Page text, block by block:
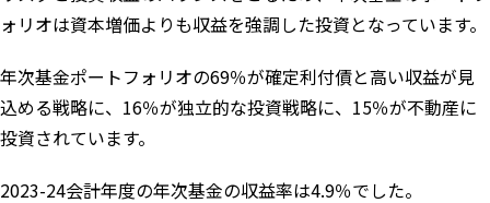
ォリオは資本増価よりも収益を強調した投資となっています。
年次基金ポートフォリオの69％が確定利付債と高い収益が見
込める戦略に、16％が独立的な投資戦略に、15％が不動産に
投資されています。
2023-24会計年度の年次基金の収益率は4.9％でした。